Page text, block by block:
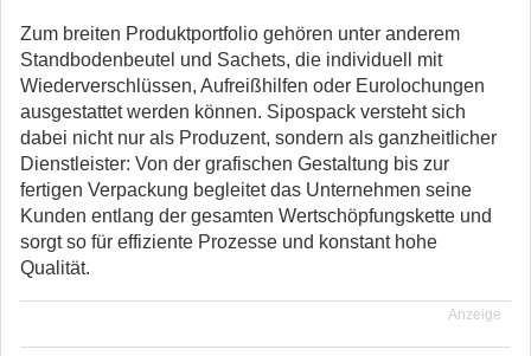
Zum breiten Produktportfolio gehören unter anderem
Standbodenbeutel und Sachets, die individuell mit
Wiederverschlüssen, Aufreißhilfen oder Eurolochungen
ausgestattet werden können. Sipospack versteht sich
dabei nicht nur als Produzent, sondern als ganzheitlicher
Dienstleister: Von der grafischen Gestaltung bis zur
fertigen Verpackung begleitet das Unternehmen seine
Kunden entlang der gesamten Wertschöpfungskette und
sorgt so für effiziente Prozesse und konstant hohe
Qualität.
Anzeige